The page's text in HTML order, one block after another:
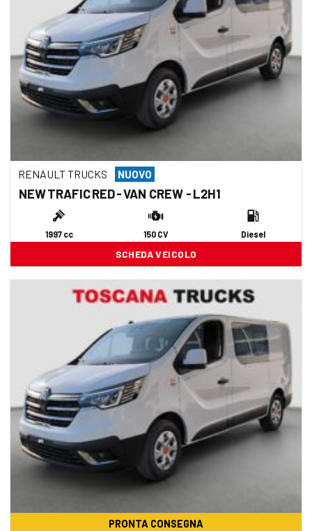
RENAULT TRUCKS NUOVO
NEW TRAFIC RED - VAN CREW - L2H1
1997 cc 150 CV Diesel
SCHEDA VEICOLO
PRONTA CONSEGNA